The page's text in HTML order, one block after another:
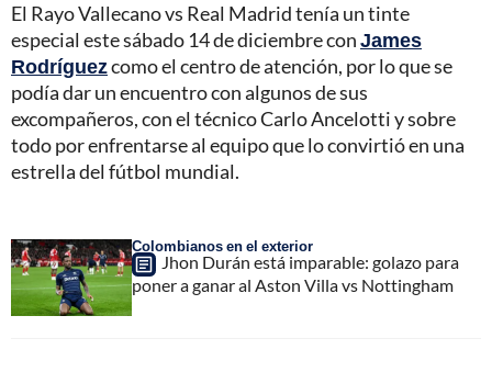
El Rayo Vallecano vs Real Madrid tenía un tinte
especial este sábado 14 de diciembre conJames
Rodríguezcomo el centro de atención, por lo que se
podía dar un encuentro con algunos de sus
excompañeros, con el técnico Carlo Ancelotti y sobre
todo por enfrentarse al equipo que lo convirtió en una
estrella del fútbol mundial.
Colombianos en el exterior
Jhon Durán está imparable: golazo para
poner a ganar al Aston Villa vs Nottingham